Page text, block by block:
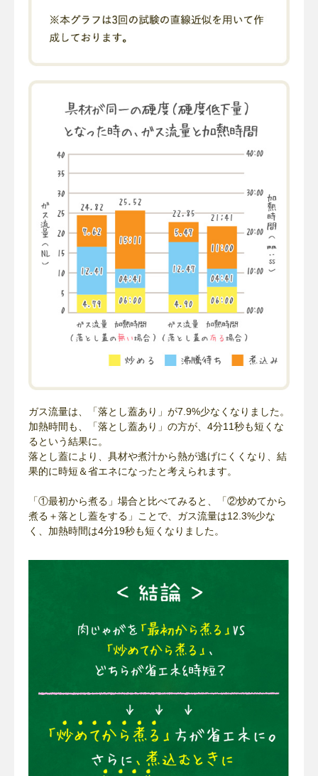
ガス流量は、「落とし蓋あり」が7.9%少なくなりました。
加熱時間も、「落とし蓋あり」の方が、4分11秒も短くな
るという結果に。
落とし蓋により、具材や煮汁から熱が逃げにくくなり、結
果的に時短＆省エネになったと考えられます。
「①最初から煮る」場合と比べてみると、「②炒めてから
煮る＋落とし蓋をする」ことで、ガス流量は12.3%少な
く、加熱時間は4分19秒も短くなりました。